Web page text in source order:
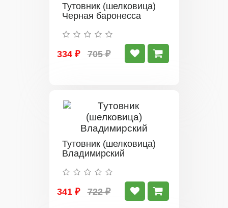
Тутовник (шелковица)
Черная баронесса
334 ₽ 705 ₽
Тутовник (шелковица)
Владимирский
341 ₽ 722 ₽